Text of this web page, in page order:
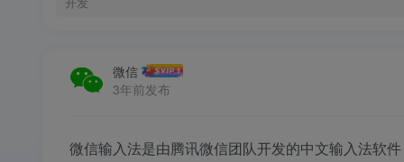
微信
3年前发布
微信输入法是由腾讯微信团队开发的中文输入法软